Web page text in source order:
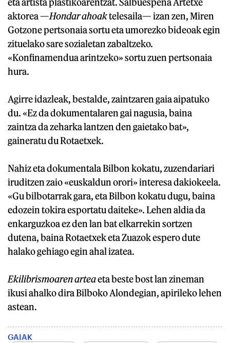
aktorea —Hondar ahoaktelesaila— izan zen, Miren
Gotzone pertsonaia sortu eta umorezko bideoak egin
zituelako sare sozialetan zabaltzeko.
«Konfinamendua arintzeko» sortu zuen pertsonaia
hura.
Agirre idazleak, bestalde, zaintzaren gaia aipatuko
du. «Ez da dokumentalaren gai nagusia, baina
zaintza da zeharka lantzen den gaietako bat»,
gaineratu du Rotaetxek.
Nahiz eta dokumentala Bilbon kokatu, zuzendariari
iruditzen zaio «euskaldun orori» interesa dakiokeela.
«Gu bilbotarrak gara, eta Bilbon kokatu dugu, baina
edozein tokira esportatu daiteke». Lehen aldia da
enkarguzkoa ez den lan bat elkarrekin sortzen
dutena, baina Rotaetxek eta Zuazok espero dute
halako gehiago egin ahal izatea.
Ekilibrismoaren arteaeta beste bost lan zineman
ikusi ahalko dira Bilboko Alondegian, apirileko lehen
astean.
GAIAK